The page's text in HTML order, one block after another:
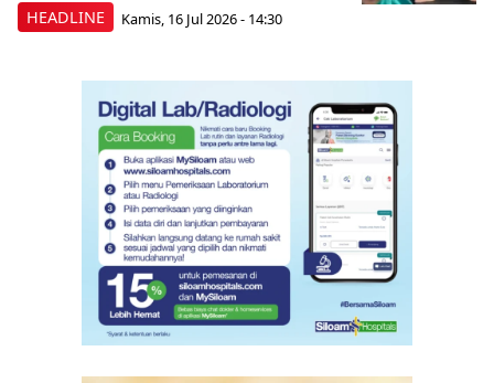
HEADLINE Kamis, 16 Jul 2026 - 14:30